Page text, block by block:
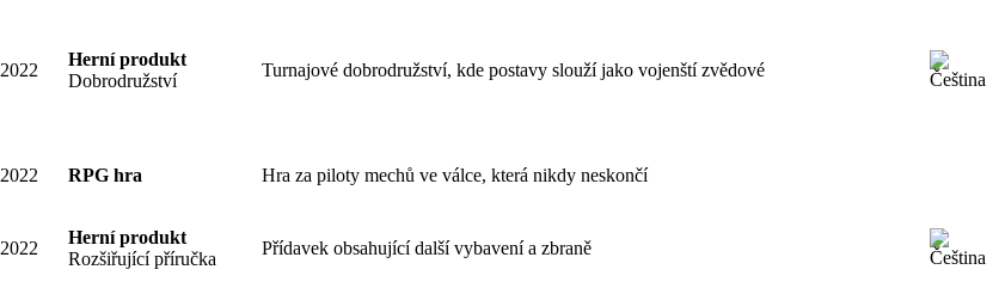
2022
Herní produkt
Dobrodružství
Turnajové dobrodružství, kde postavy slouží jako vojenští zvědové
2022 RPG hra Hra za piloty mechů ve válce, která nikdy neskončí
2022
Herní produkt
Rozšiřující příručka
Přídavek obsahující další vybavení a zbraně